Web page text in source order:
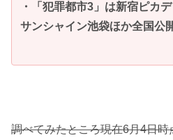
・「犯罪都市3」は新宿ピカ
サンシャイン池袋ほか全国公
調べてみたところ現在6月4日時